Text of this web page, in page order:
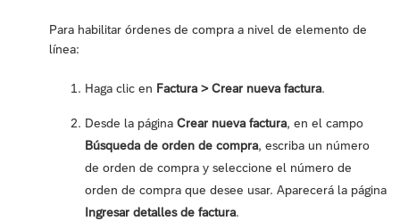
Para habilitar órdenes de compra a nivel de elemento de
línea:
Haga clic en Factura > Crear nueva factura.
Desde la página Crear nueva factura, en el campo
Búsqueda de orden de compra, escriba un número
de orden de compra y seleccione el número de
orden de compra que desee usar. Aparecerá la página
Ingresar detalles de factura.